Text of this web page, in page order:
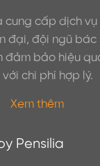
cung cấp dịch
đại, đội ngũ bác
đảm bảo hiệu
với chi phí hợp lý.
Xem thêm
Pensilia